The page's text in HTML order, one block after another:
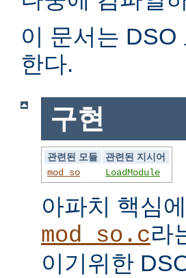
이 문서는 DSO
한다.
구현
관련된 모듈
관련된 지시어
mod_so
LoadModule
아파치 핵심
mod_so.c라
이기위한